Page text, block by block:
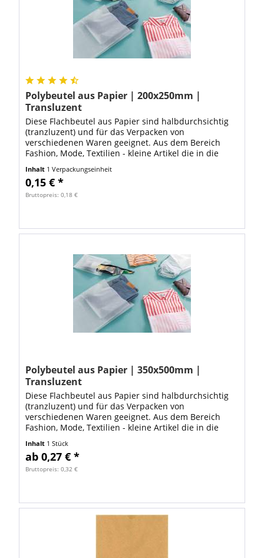
Polybeutel aus Papier | 200x250mm |
Transluzent
Diese Flachbeutel aus Papier sind halbdurchsichtig
(tranzluzent) und für das Verpacken von
verschiedenen Waren geeignet. Aus dem Bereich
Fashion, Mode, Textilien - kleine Artikel die in die
Inhalt 1 Verpackungseinheit
0,15 € *
Bruttopreis: 0,18 €
Polybeutel aus Papier | 350x500mm |
Transluzent
Diese Flachbeutel aus Papier sind halbdurchsichtig
(tranzluzent) und für das Verpacken von
verschiedenen Waren geeignet. Aus dem Bereich
Fashion, Mode, Textilien - kleine Artikel die in die
Inhalt 1 Stück
ab 0,27 € *
Bruttopreis: 0,32 €